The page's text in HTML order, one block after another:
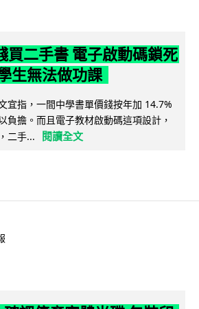
買二手書 電子啟動碼鎖死
生無法做功課
宜指，一間中學書單價錢按年加 14.7%
負擔。而且電子教材啟動碼這項設計，
二手...
閱讀全文